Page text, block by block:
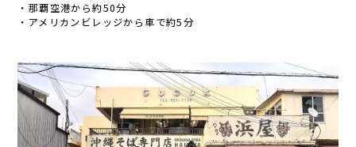
・那覇空港から約50分
・アメリカンビレッジから車で約5分